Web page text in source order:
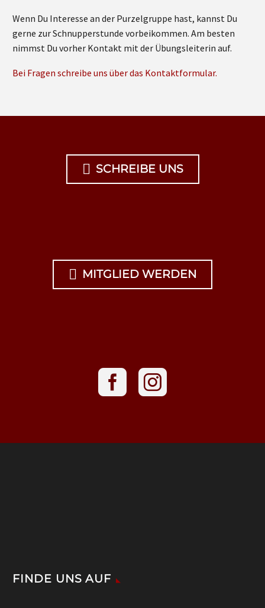
Wenn Du Interesse an der Purzelgruppe hast, kannst Du
gerne zur Schnupperstunde vorbeikommen. Am besten
nimmst Du vorher Kontakt mit der Übungsleiterin auf.
Bei Fragen schreibe uns über das Kontaktformular.
 SCHREIBE UNS
 MITGLIED WERDEN
FINDE UNS AUF